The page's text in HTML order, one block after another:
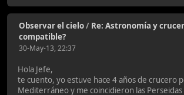
Observar el cielo/ Re: Astronomía y
compatible?
30-May-13, 22:37
Hola Jefe,
te cuento, yo estuve hace 4 años de crucero
Mediterráneo y me coincidieron las